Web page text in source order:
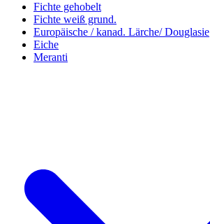
Fichte gehobelt
Fichte weiß grund.
Europäische / kanad. Lärche/ Douglasie
Eiche
Meranti